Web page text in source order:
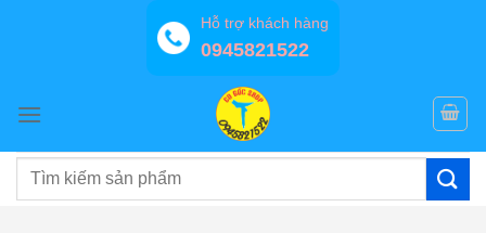
Hỗ trợ khách hàng
0945821522
Tìm